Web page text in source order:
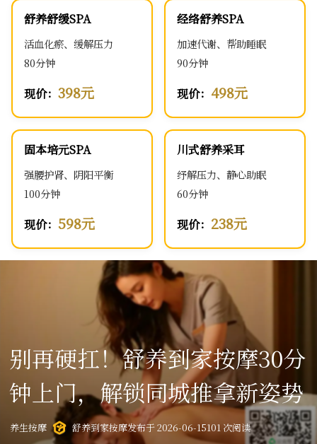
舒养舒缓SPA
活血化瘀、缓解压力
80分钟
现价： 398元
经络舒养SPA
加速代谢、帮助睡眠
90分钟
现价： 498元
固本培元SPA
强腰护肾、阴阳平衡
100分钟
现价： 598元
川式舒养采耳
纾解压力、静心助眠
60分钟
现价： 238元
别再硬扛！舒养到家按摩30分
钟上门，解锁同城推拿新姿势
养生按摩 舒养到家按摩发布于 2026-06-15101 次阅读